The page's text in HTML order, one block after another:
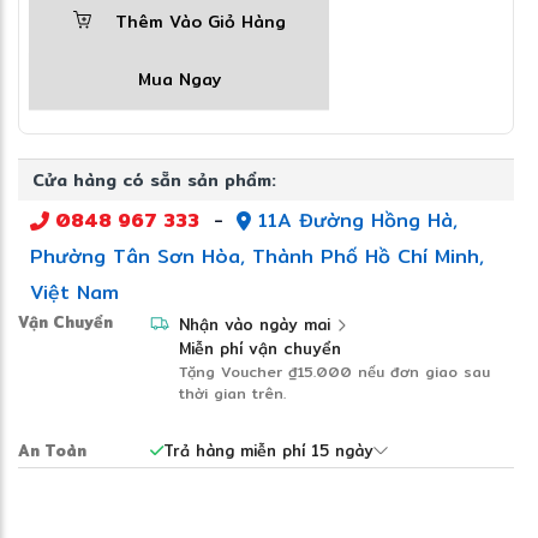
Intel® Core™ Ultra 7 258V:
RAM 32GB LPDDR5X:Đa nhiệm mượt mà,
xử lý công việc chuyên nghiệp.
SSD 512GB PCIe NVMe:
Tốc độ truy xuất
dữ liệu cực nhanh.
Màn hình OLED 14 inch WUXGA:
sống động, độ tương phản cao.
Intel® Arc Graphics:
Thêm Vào Giỏ Hàng
Mua Ngay
Cửa hàng có sẵn sản phẩm:
0848 967 333 -
11A Đường Hồng Hà,
Phường Tân Sơn Hòa, Thành Phố Hồ Chí Minh,
Việt Nam
Vận Chuyển
Nhận vào ngày mai
Miễn phí vận chuyển
Tặng Voucher ₫15.000 nếu đơn giao sau
thời gian trên.
An Toàn Trả hàng miễn phí 15 ngày